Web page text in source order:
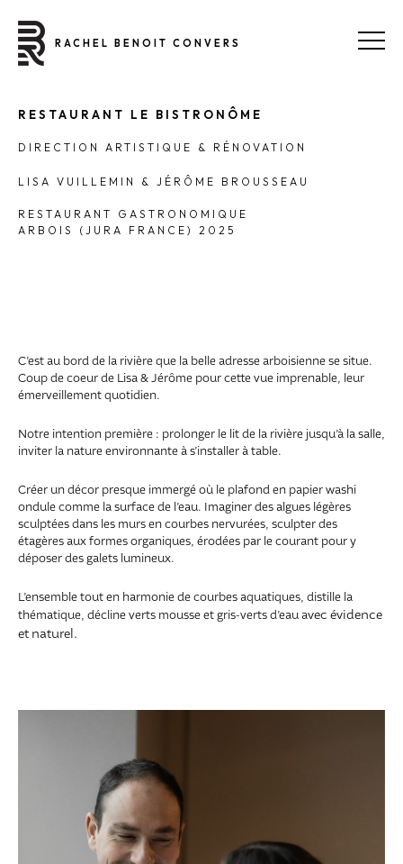
RACHEL BENOIT CONVERS
RESTAURANT LE BISTRONÔME
DIRECTION ARTISTIQUE & RÉNOVATION
LISA VUILLEMIN & JÉRÔME BROUSSEAU
RESTAURANT GASTRONOMIQUE
ARBOIS (JURA FRANCE) 2025
C’est au bord de la rivière que la belle adresse arboisienne se situe.
Coup de coeur de Lisa & Jérôme pour cette vue imprenable, leur
émerveillement quotidien.
Notre intention première : prolonger le lit de la rivière jusqu’à la salle,
inviter la nature environnante à s’installer à table.
Créer un décor presque immergé où le plafond en papier washi
ondule comme la surface de l’eau. Imaginer des algues légères
sculptées dans les murs en courbes nervurées, sculpter des
étagères aux formes organiques, érodées par le courant pour y
déposer des galets lumineux.
L’ensemble tout en harmonie de courbes aquatiques, distille la
thématique, décline verts mousse et gris-verts d’eau avec évidence
et naturel.